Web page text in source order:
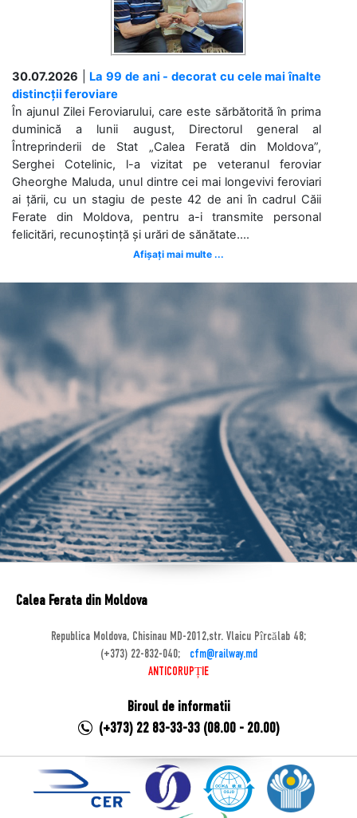
30.07.2026
La 99 de ani - decorat cu cele mai înalte
distincții feroviare
În ajunul Zilei Feroviarului, care este sărbătorită în prima
duminică a lunii august, Directorul general al
Întreprinderii de Stat „Calea Ferată din Moldova”,
Serghei Cotelinic, l-a vizitat pe veteranul feroviar
Gheorghe Maluda, unul dintre cei mai longevivi feroviari
ai țării, cu un stagiu de peste 42 de ani în cadrul Căii
Ferate din Moldova, pentru a-i transmite personal
felicitări, recunoștință și urări de sănătate....
Afișați mai multe ...
Calea Ferata din Moldova
Republica Moldova, Chisinau MD-2012,str. Vlaicu Pîrcălab 48;
(+373) 22-832-040;
cfm@railway.md
ANTICORUPȚIE
Biroul de informatii
(+373) 22 83-33-33 (08.00 - 20.00)